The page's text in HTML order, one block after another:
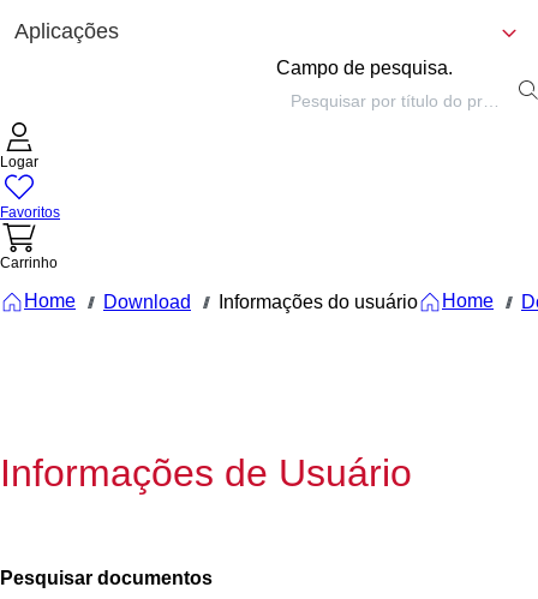
Aplicações
Campo de pesquisa.
Logar
Favoritos
Carrinho
Home /// Download /// Informações do usuário Home ///
Informações de Usuário
Pesquisar documentos